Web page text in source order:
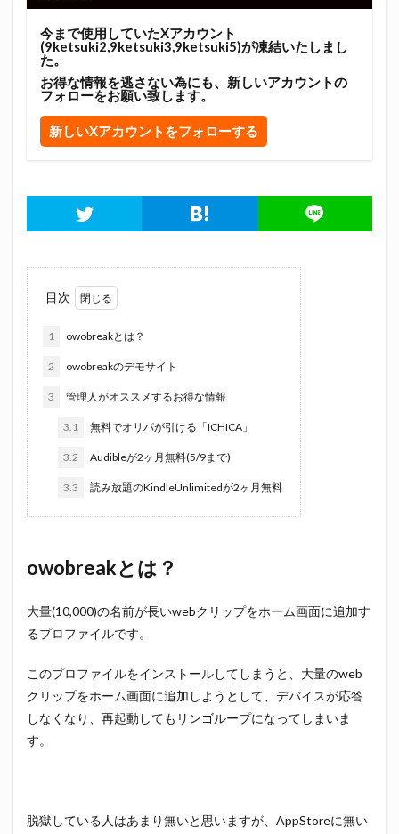
今まで使用していたXアカウント
(9ketsuki2,9ketsuki3,9ketsuki5)が凍結いたしまし
た。
お得な情報を逃さない為にも、新しいアカウントの
フォローをお願い致します。
新しいXアカウントをフォローする
目次
1 owobreakとは？
2 owobreakのデモサイト
3 管理人がオススメするお得な情報
3.1 無料でオリパが引ける「ICHICA」
3.2 Audibleが2ヶ月無料(5/9まで)
3.3 読み放題のKindleUnlimitedが2ヶ月無料
owobreakとは？
大量(10,000)の名前が長いwebクリップをホーム画面に追加す
るプロファイルです。
このプロファイルをインストールしてしまうと、大量のweb
クリップをホーム画面に追加しようとして、デバイスが応答
しなくなり、再起動してもリンゴループになってしまいま
す。
脱獄している人はあまり無いと思いますが、AppStoreに無い